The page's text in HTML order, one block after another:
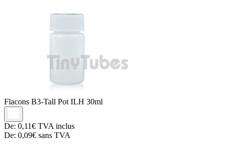
Flacons B3-Tall Pot ILH 30ml
De: 0,11€ TVA inclus
De: 0,09€ sans TVA